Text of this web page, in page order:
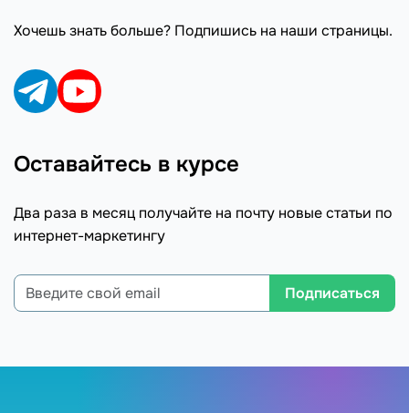
Хочешь знать больше? Подпишись на наши страницы.
Оставайтесь в курсе
Два раза в месяц получайте на почту новые статьи по
интернет-маркетингу
Подписаться